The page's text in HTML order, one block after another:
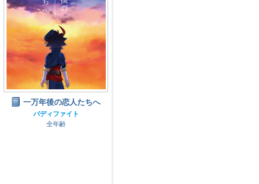
一万年後の恋人たちへ
バディファイト
全年齢